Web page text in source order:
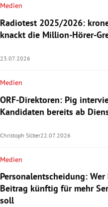
Medien
Radiotest 2025/2026:
knackt die Million-Hörer-
23.07.2026
Medien
ORF-Direktoren: Pig
Kandidaten bereits ab
Christoph Silber22.07.2026
Medien
Personalentscheidung: Wer
Beitrag künftig für mehr
soll